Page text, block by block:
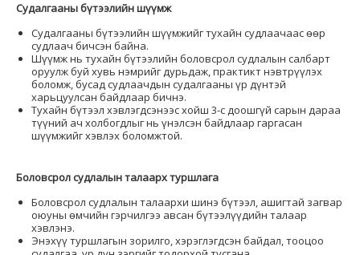
Судалгааны бүтээлийн шүүмж
Судалгааны бүтээлийн шүүмжийг тухайн судлаачаас өөр
судлаач бичсэн байна.
Шүүмж нь тухайн бүтээлийн боловсрол судлалын салбарт
оруулж буй хувь нэмрийг дурьдаж, практикт нэвтрүүлэх
боломж, бусад судлаачдын судалгааны үр дүнтэй
харьцуулсан байдлаар бичнэ.
Тухайн бүтээл хэвлэгдсэнээс хойш 3-с доошгүй сарын дараа
түүний ач холбогдлыг нь үнэлсэн байдлаар гаргасан
шүүмжийг хэвлэх боломжтой.
Боловсрол судлалын талаарх туршлага
Боловсрол судлалын талаархи шинэ бүтээл, ашигтай загвар
оюуны өмчийн гэрчилгээ авсан бүтээлүүдийн талаар
хэвлэнэ.
Энэхүү туршлагын зорилго, хэрэглэгдсэн байдал, тооцоо